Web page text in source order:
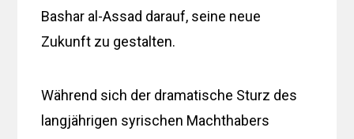
Bashar al-Assad darauf, seine neue
Zukunft zu gestalten.
Während sich der dramatische Sturz des
langjährigen syrischen Machthabers